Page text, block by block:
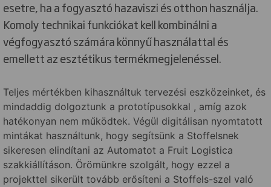
esetre, ha a fogyasztó hazaviszi és otthon használja.
Komoly technikai funkciókat kell kombinálni a
végfogyasztó számára könnyű használattal és
emellett az esztétikus termékmegjelenéssel.
Teljes mértékben kihasználtuk tervezési eszközeinket, és
mindaddig dolgoztunk a prototípusokkal , amíg azok
hatékonyan nem működtek. Végül digitálisan nyomtatott
mintákat használtunk, hogy segítsünk a Stoffelsnek
sikeresen elindítani az Automatot a Fruit Logistica
szakkiállításon. Örömünkre szolgált, hogy ezzel a
projekttel sikerült tovább erősíteni a Stoffels-szel való